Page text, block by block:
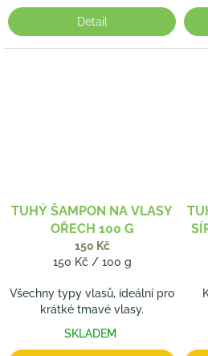
Detail
TUHÝ ŠAMPON NA VLASY
OŘECH 100 G
150 Kč
Měrná
150 Kč / 100 g
Všechny typy vlasů, ideální pro
krátké tmavé vlasy.
SKLADEM